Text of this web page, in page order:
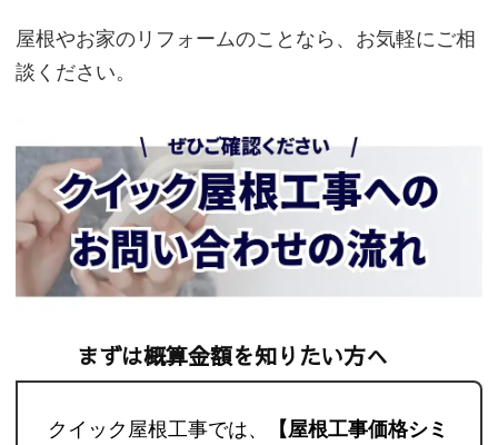
屋根やお家のリフォームのことなら、お気軽にご相
談ください。
まずは概算金額を知りたい方へ
クイック屋根工事では、
【屋根工事価格シミ